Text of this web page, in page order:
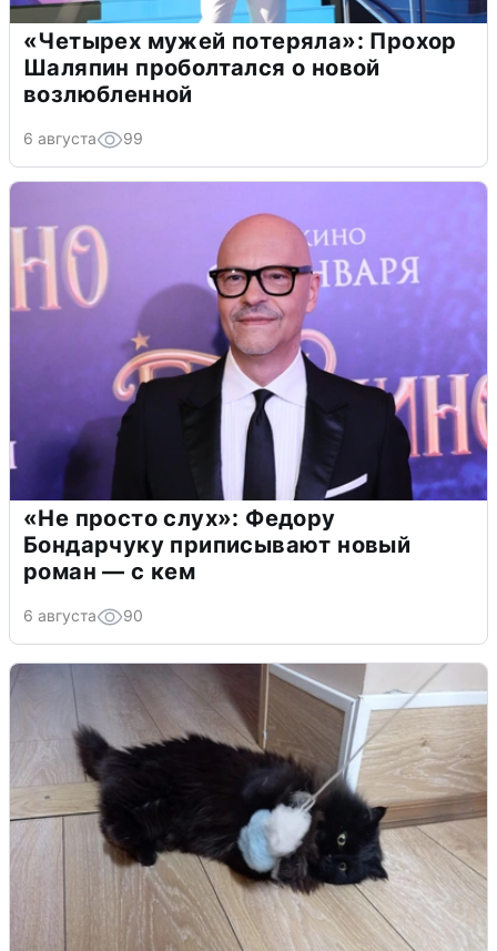
«Четырех мужей потеряла»: Прохор
Шаляпин проболтался о новой
возлюбленной
6 августа 99
«Не просто слух»: Федору
Бондарчуку приписывают новый
роман — с кем
6 августа 90